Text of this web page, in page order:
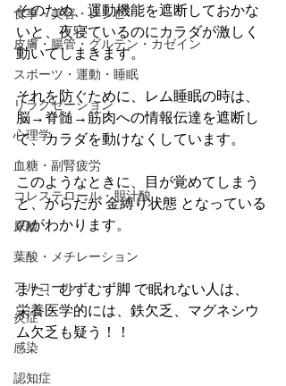
食事・美容・レシピ
皮膚・腸管・グルテン・カゼイン
スポーツ・運動・睡眠
リラクゼーション
心理学
血糖・副腎疲労
コレステロール・胆汁酸
尿酸
葉酸・メチレーション
アルコール
炎症
感染
認知症
そのため、運動機能を遮断しておかな
いと、夜寝ているのにカラダが激しく
動いてしまきます。
それを防ぐために、レム睡眠の時は、
脳→脊髄→筋肉への情報伝達を遮断し
て、カラダを動けなくしています。
このようなときに、目が覚めてしまう
と、からだが 金縛り状態 となっている
のがわかります。
また、むずむず脚 で眠れない人は、
栄養医学的には、鉄欠乏、マグネシウ
ム欠乏も疑う！！